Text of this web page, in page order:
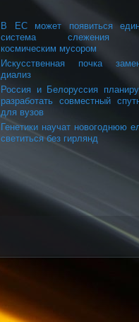
В ЕС может появиться
система слежения
космическим мусором
Искусственная почка
диализ
Россия и Белоруссия
разработать совместный
для вузов
Генетики научат новогоднюю
светиться без гирлянд